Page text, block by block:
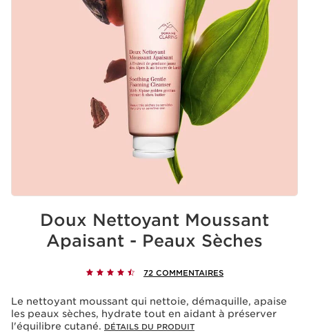
Doux Nettoyant Moussant
Apaisant - Peaux Sèches
72 COMMENTAIRES
Le nettoyant moussant qui nettoie, démaquille, apaise
les peaux sèches, hydrate tout en aidant à préserver
l'équilibre cutané. DÉTAILS DU PRODUIT